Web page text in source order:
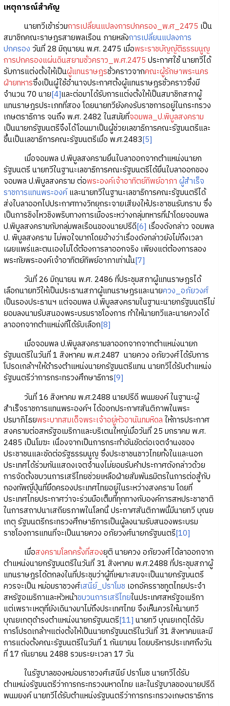
เหตุการณ์สำคัญ
นายทวีเข้าร่วมการเปลี่ยนแปลงการปกครอง_พ.ศ_2475 เป็น
สมาชิกคณะราษฎรสายพลเรือน ภายหลังการเปลี่ยนแปลงการ
ปกครอง วันที่ 28 มิถุนายน พ.ศ. 2475 เมื่อพระราชบัญญัติธรรมนูญ
การปกครองแผ่นดินสยามชั่วคราว_พ.ศ.2475 ประกาศใช้ นายทวีได้
รับการแต่งตั้งให้เป็นผู้แทนราษฎรชั่วคราวจากคณะผู้รักษาพระนคร
ฝ่ายทหารซึ่งเป็นผู้ใช้อำนาจประกาศตั้งผู้แทนราษฎรชั่วคราวซึ่งมี
จำนวน 70 นาย[4]และต่อมาได้รับการแต่งตั้งให้เป็นสมาชิกสภาผู้
แทนราษฎรประเภทที่สอง โดยนายทวียังคงรับราชการอยู่ในกระทรวง
เกษตราธิการ จนถึง พ.ศ. 2482 ในสมัยที่จอมพล_ป.พิบูลสงคราม
เป็นนายกรัฐมนตรีจึงได้โอนมาเป็นผู้ช่วยเลขาธิการคณะรัฐมนตรีและ
ขึ้นเป็นเลขาธิการคณะรัฐมนตรีเมื่อ พ.ศ.2483[5]
เมื่อจอมพล ป.พิบูลสงครามยื่นใบลาออกจากตำแหน่งนายก
รัฐมนตรี นายทวีในฐานะเลขาธิการคณะรัฐมนตรีได้ยื่นใบลาออกของ
จอมพล ป.พิบูลสงคราม ต่อพระองค์เจ้าอาทิตย์ทิพย์อาภา ผู้สำเร็จ
ราชการแทนพระองค์และนายทวีในฐานะเลขาธิการคณะรัฐมนตรีได้
ส่งใบลาออกไปประกาศทางวิทยุกระจายเสียงให้ประชาชนรับทราบ ซึ่ง
เป็นการชิงไหวชิงพริบทางการเมืองระหว่างกลุ่มทหารที่นำโดยจอมพล
ป.พิบูลสงครามกับกลุ่มพลเรือนของนายปรีดี[6] เรื่องดังกล่าว จอมพล
ป. พิบูลสงคราม ไม่พอใจมากโดยอ้างว่าเรื่องดังกล่าวยังไม่ถึงเวลา
เผยแพร่และตนเองไม่ได้ต้องการลาออกจริง เพียงแต่ต้องการลอง
พระทัยพระองค์เจ้าอาทิตย์ทิพย์อาภาเท่านั้น[7]
วันที่ 26 มิถุนายน พ.ศ. 2486 ที่ประชุมสภาผู้แทนราษฎรได้
เลือกนายทวีให้เป็นประธานสภาผู้แทนราษฎรและนายควง_อภัยวงศ์
เป็นรองประธานฯ แต่จอมพล ป.พิบูลสงครามในฐานะนายกรัฐมนตรีไม่
ยอมลงนามรับสนองพระบรมราชโองการ ทำให้นายทวีและนายควงได้
ลาออกจากตำแหน่งที่ได้รับเลือก[8]
เมื่อจอมพล ป.พิบูลสงครามลาออกจากจากตำแหน่งนายก
รัฐมนตรีในวันที่ 1 สิงหาคม พ.ศ.2487 นายควง อภัยวงศ์ได้รับการ
โปรดเกล้าฯให้ดำรงตำแหน่งนายกรัฐมนตรีแทน นายทวีได้รับตำแหน่ง
รัฐมนตรีว่าการกระทรวงศึกษาธิการ[9]
วันที่ 16 สิงหาคม พ.ศ.2488 นายปรีดี พนมยงค์ ในฐานะผู้
สำเร็จราชการแทนพระองค์ฯ ได้ออกประกาศสันติภาพในพระ
ปรมาภิไธยพระบาทสมเด็จพระเจ้าอยู่หัวอานันทมหิดล ให้การประกาศ
สงครามต่อสหรัฐอเมริกาและบริเตนใหญ่เมื่อวันที่ 25 มกราคม พ.ศ.
2485 เป็นโมฆะ เนื่องจากเป็นการกระทำอันขัดต่อเจตจำนงของ
ประชาชนและขัดต่อรัฐธรรมนูญ ซึ่งประชาชนชาวไทยทั้งในและนอก
ประเทศได้ร่วมกันแสดงเจตจำนงไม่ยอมรับคำประกาศดังกล่าวด้วย
การจัดตั้งขบวนการเสรีไทยช่วยเหลือฝ่ายสัมพันธมิตรในการต่อสู้กับ
กองทัพญี่ปุ่นที่ยึดครองประเทศไทยอยู่ในระหว่างสงคราม โดยที่
ประเทศไทยประกาศว่าจะร่วมมือเต็มที่ทุกทางกับองค์การสหประชาชาติ
ในการสถาปนาเสถียรภาพในโลกนี้ ประกาศสันติภาพนี้มีนายทวี บุณย
เกตุ รัฐมนตรีกระทรวงศึกษาธิการเป็นผู้ลงนามรับสนองพระบรม
ราชโองการแทนที่จะเป็นนายควง อภัยวงศ์นายกรัฐมนตรี[10]
เมื่อสงครามโลกครั้งที่สองยุติ นายควง อภัยวงศ์ได้ลาออกจาก
ตำแหน่งนายกรัฐมนตรีในวันที่ 31 สิงหาคม พ.ศ.2488 ที่ประชุมสภาผู้
แทนราษฎรได้ตกลงในที่ประชุมว่าผู้ที่เหมาะสมจะเป็นนายกรัฐมนตรี
ควรจะเป็น หม่อมราชวงศ์เสนีย์_ปราโมช เอกอัครราชทูตไทยประจำ
สหรัฐอเมริกาและหัวหน้าขบวนการเสรีไทยในประเทศสหรัฐอเมริกา
แต่เพราะเหตุที่ยังเดินางมาไม่ถึงประเทศไทย จึงเห็นควรให้นายทวี
บุณยเกตุดำรงตำแหน่งนายกรัฐมนตรี[11] นายทวี บุณยเกตุได้รับ
การโปรดเกล้าฯแต่งตั้งให้เป็นนายกรัฐมนตรีในวันที่ 31 สิงหาคมและมี
การแต่งตั้งคณะรัฐมนตรีในวันที่ 1 กันยายน โดยบริหารประเทศถึงวัน
ที่ 17 กันยายน 2488 รวมระยะเวลา 17 วัน
ในรัฐบาลของหม่อมราชวงศ์เสนีย์ ปราโมช นายทวีได้รับ
ตำแหน่งรัฐมนตรีว่าการกระทรวงมหาดไทย และในรัฐบาลของนายปรีดี
พนมยงค์ นายทวีได้รับตำแหน่งรัฐมนตรีว่าการกระทรวงเกษตราธิการ